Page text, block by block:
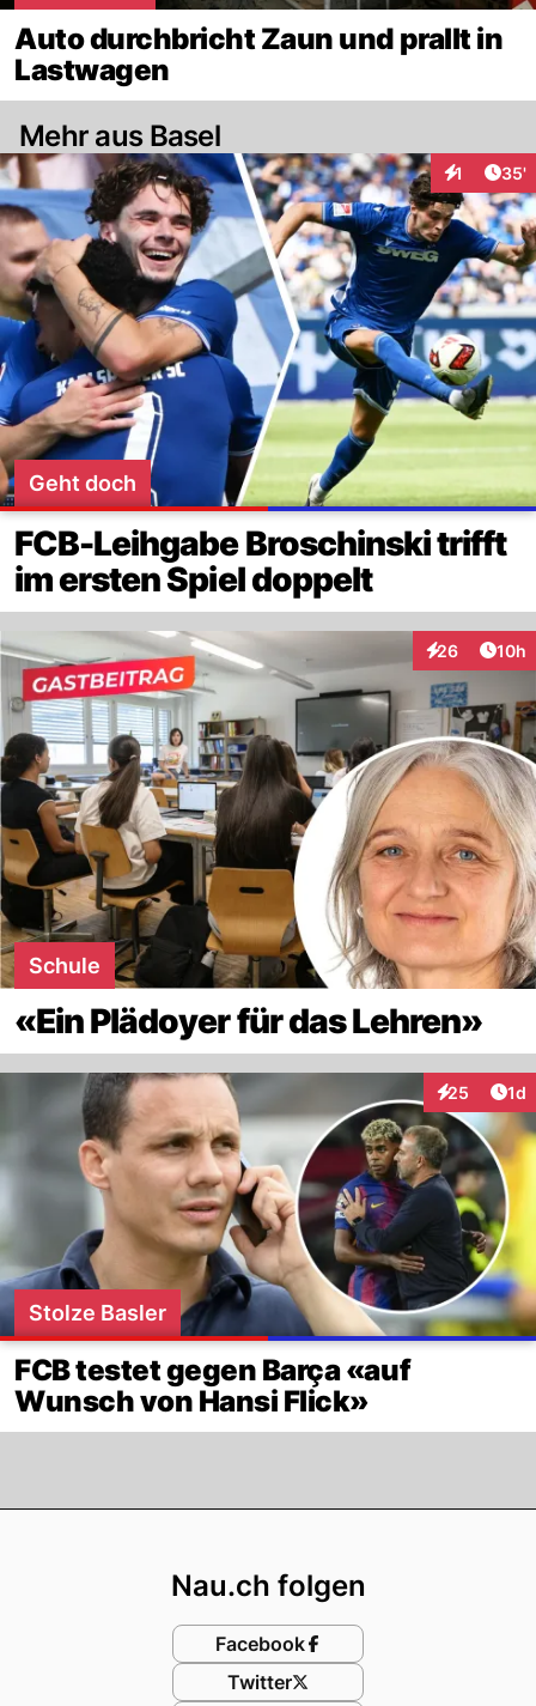
Auto durchbricht Zaun und prallt in
Lastwagen
Mehr aus Basel
1 35'
Geht doch
FCB-Leihgabe Broschinski trifft
im ersten Spiel doppelt
26
Interaktionen
10h
Schule
«Ein Plädoyer für das Lehren»
25
Interaktionen
1d
Stolze Basler
FCB testet gegen Barça «auf
Wunsch von Hansi Flick»
Nau.ch folgen
Facebook
Twitter